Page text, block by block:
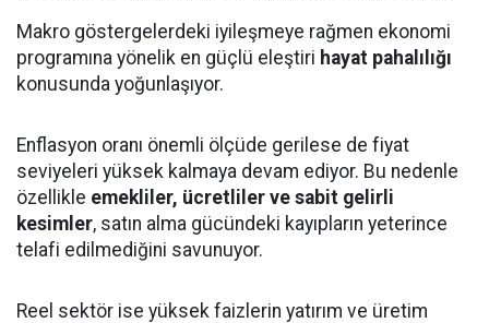
Makro göstergelerdeki iyileşmeye rağmen ekonomi
programına yönelik en güçlü eleştiri hayat pahalılığı
konusunda yoğunlaşıyor.
Enflasyon oranı önemli ölçüde gerilese de fiyat
seviyeleri yüksek kalmaya devam ediyor. Bu nedenle
özellikle emekliler, ücretliler ve sabit gelirli
kesimler, satın alma gücündeki kayıpların yeterince
telafi edilmediğini savunuyor.
Reel sektör ise yüksek faizlerin yatırım ve üretim